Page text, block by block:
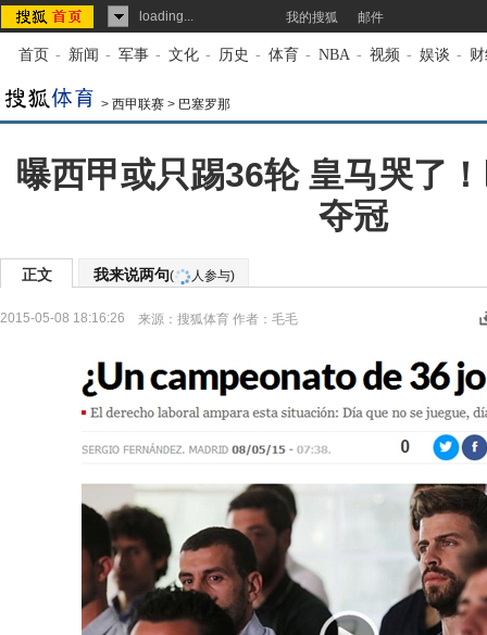
loading... 我的搜狐 邮件
首页 - 新闻 - 军事 - 文化 - 历史 - 体育 - NBA - 视频 - 娱谈 -
> 西甲联赛 > 巴塞罗那
曝西甲或只踢36轮 皇马哭了
夺冠
正文 我来说两句( 人参与)
2015-05-08 18:16:26 来源： 搜狐体育 作者：毛毛